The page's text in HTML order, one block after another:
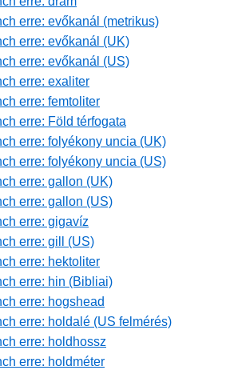
erre: evőkanál (metrikus)
erre: evőkanál (UK)
erre: evőkanál (US)
erre: exaliter
erre: femtoliter
erre: Föld térfogata
erre: folyékony uncia (UK)
erre: folyékony uncia (US)
erre: gallon (UK)
erre: gallon (US)
erre: gigavíz
erre: gill (US)
erre: hektoliter
erre: hin (Bibliai)
erre: hogshead
erre: holdalé (US felmérés)
erre: holdhossz
erre: holdméter